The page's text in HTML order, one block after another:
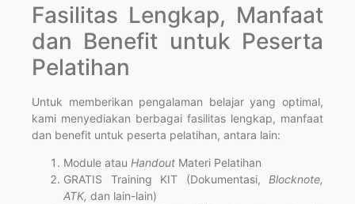
Fasilitas Lengkap, Manfaat
dan Benefit untuk Peserta
Pelatihan
Untuk memberikan pengalaman belajar yang optimal,
kami menyediakan berbagai fasilitas lengkap, manfaat
dan benefit untuk peserta pelatihan, antara lain:
Module atau Handout Materi Pelatihan
GRATIS Training KIT (Dokumentasi, Blocknote,
ATK, dan lain-lain)